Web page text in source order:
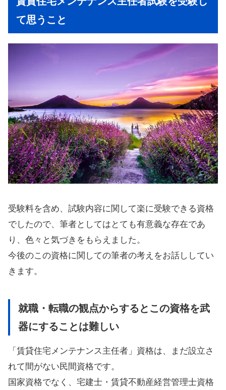
て思うこと
受験料を含め、試験内容に関して楽に受験できる資格
でしたので、筆者としてはとても有意義な存在であ
り、色々と気づきをもらえました。
今後のこの資格に関しての筆者の考えをお話ししてい
きます。
就職・転職の観点からするとこの資格を武
器にすることは難しい
「賃貸住宅メンテナンス主任者」資格は、まだ設立さ
れて間がない民間資格です。
国家資格でなく、宅建士・賃貸不動産経営管理士資格